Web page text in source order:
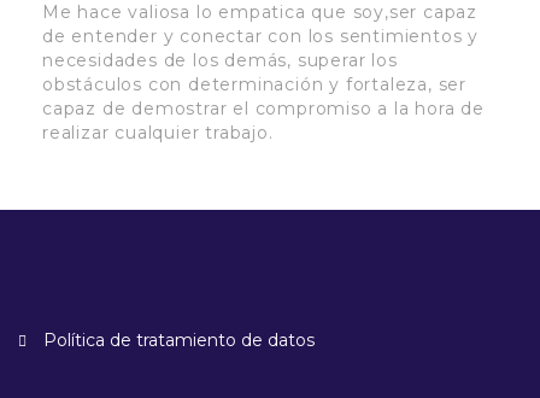
Me hace valiosa lo empatica que soy,ser capaz
de entender y conectar con los sentimientos y
necesidades de los demás, superar los
obstáculos con determinación y fortaleza, ser
capaz de demostrar el compromiso a la hora de
realizar cualquier trabajo.
Política de tratamiento de datos